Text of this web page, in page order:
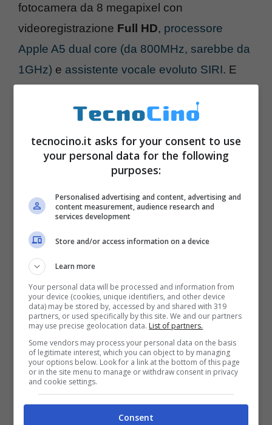
fotocamera da 8 megapixel con
videoregistrazione Full HD, processore
Apple A5 dual core (da 800MHz, sarebbe da
1GHz) e assistente vocale evoluto SIRI. E
tecnocino.it asks for your consent to use
your personal data for the following
purposes:
Personalised advertising and content, advertising and
content measurement, audience research and
services development
Store and/or access information on a device
Learn more
Your personal data will be processed and information from
your device (cookies, unique identifiers, and other device
data) may be stored by, accessed by and shared with 319
partners, or used specifically by this site. We and our partners
may use precise geolocation data. List of partners.
Some vendors may process your personal data on the basis
of legitimate interest, which you can object to by managing
your options below. Look for a link at the bottom of this page
or in the site menu to manage or withdraw consent in privacy
and cookie settings.
Consent